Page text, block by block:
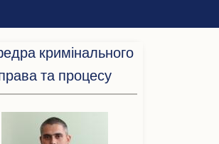
кримінального
та процесу